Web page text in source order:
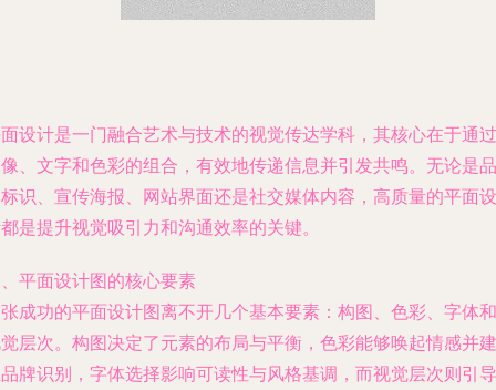
设计是一门融合艺术与技术的视觉传达学科，其核心在于通过
、文字和色彩的组合，有效地传递信息并引发共鸣。无论是品
识、宣传海报、网站界面还是社交媒体内容，高质量的平面设
是提升视觉吸引力和沟通效率的关键。
平面设计图的核心要素
成功的平面设计图离不开几个基本要素：构图、色彩、字体和
层次。构图决定了元素的布局与平衡，色彩能够唤起情感并建
牌识别，字体选择影响可读性与风格基调，而视觉层次则引导